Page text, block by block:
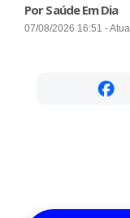
Por Saúde Em Dia
07/08/2026 16:51 -